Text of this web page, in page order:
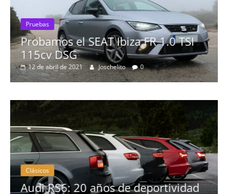
Pruebas
Probamos el SEAT Ibiza FR 1.0 TSI
115cv DSG
12 de abril de 2021 Joschelito 0
Clásicos
Audi RS6: 20 años de deportividad